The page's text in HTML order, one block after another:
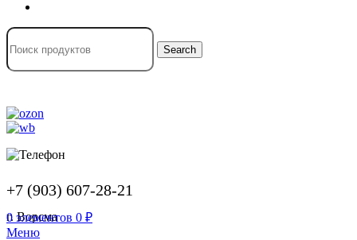
Search
+7 (903) 607-28-21
г. Ворсма
0 элементов 0 ₽
Меню